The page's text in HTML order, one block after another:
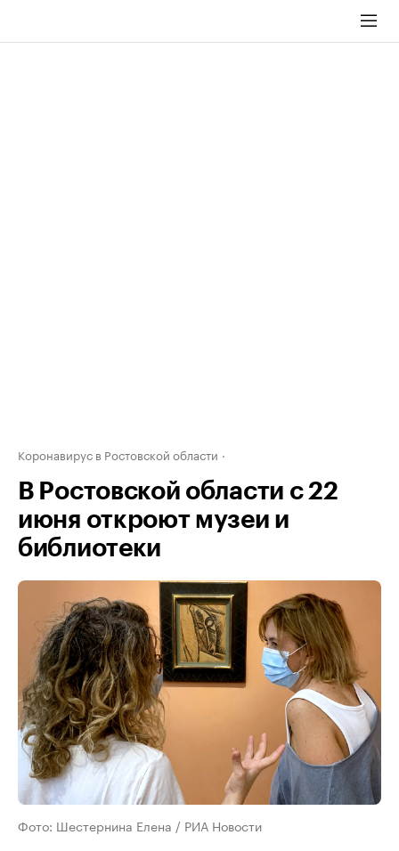
Коронавирус в Ростовской области
В Ростовской области с 22
июня откроют музеи и
библиотеки
Фото: Шестернина Елена / РИА Новости